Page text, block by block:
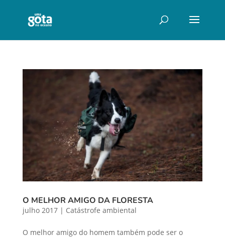
O MELHOR AMIGO DA FLORESTA
julho 2017| Catástrofe ambiental
O melhor amigo do homem também pode ser o